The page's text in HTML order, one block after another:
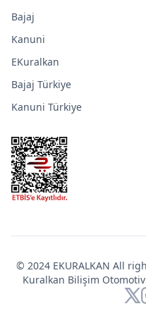
Bajaj
Kanuni
EKuralkan
Bajaj Türkiye
Kanuni Türkiye
© 2024 EKURALKAN All
Kuralkan Bilişim Otomotiv